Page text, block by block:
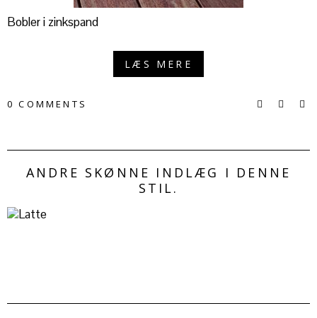
Bobler i zinkspand
LÆS MERE
0 COMMENTS
ANDRE SKØNNE INDLÆG I DENNE
STIL.